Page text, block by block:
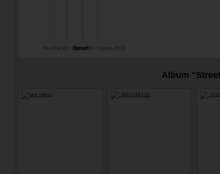
Lidi / Portrét
Street
Album